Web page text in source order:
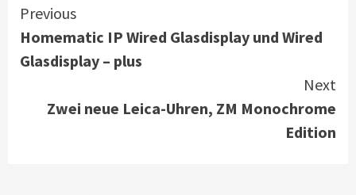
Continue
Reading
Previous
Homematic IP Wired Glasdisplay und Wired
Glasdisplay – plus
Next
Zwei neue Leica-Uhren, ZM Monochrome
Edition